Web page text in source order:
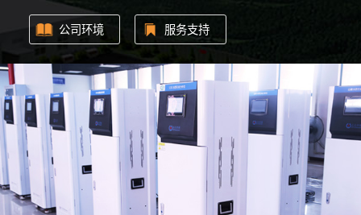
公司环境 服务支持